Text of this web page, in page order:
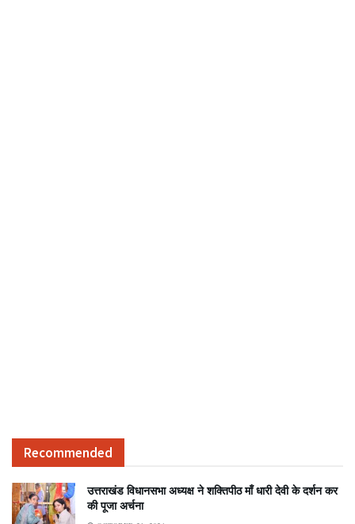
Recommended
उत्तराखंड विधानसभा अध्यक्ष ने शक्तिपीठ माँ धारी देवी के दर्शन कर
की पूजा अर्चना